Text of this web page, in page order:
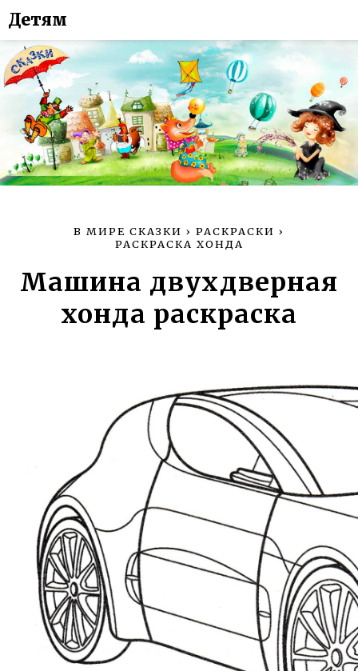
Детям
В МИРЕ СКАЗКИ › РАСКРАСКИ ›
РАСКРАСКА ХОНДА
Машина двухдверная
хонда раскраска